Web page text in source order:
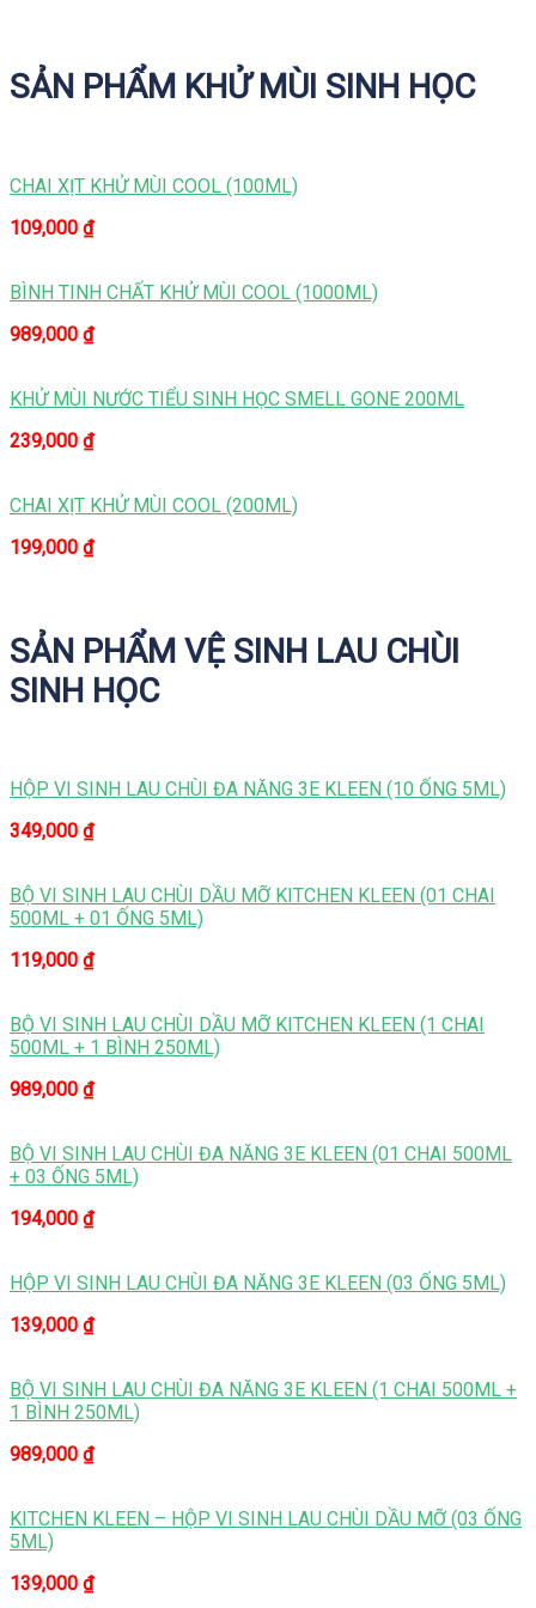
SẢN PHẨM KHỬ MÙI SINH HỌC
CHAI XỊT KHỬ MÙI COOL (100ML)
109,000 ₫
BÌNH TINH CHẤT KHỬ MÙI COOL (1000ML)
989,000 ₫
KHỬ MÙI NƯỚC TIỂU SINH HỌC SMELL GONE 200ML
239,000 ₫
CHAI XỊT KHỬ MÙI COOL (200ML)
199,000 ₫
SẢN PHẨM VỆ SINH LAU CHÙI
SINH HỌC
HỘP VI SINH LAU CHÙI ĐA NĂNG 3E KLEEN (10 ỐNG 5ML)
349,000 ₫
BỘ VI SINH LAU CHÙI DẦU MỠ KITCHEN KLEEN (01 CHAI
500ML + 01 ỐNG 5ML)
119,000 ₫
BỘ VI SINH LAU CHÙI DẦU MỠ KITCHEN KLEEN (1 CHAI
500ML + 1 BÌNH 250ML)
989,000 ₫
BỘ VI SINH LAU CHÙI ĐA NĂNG 3E KLEEN (01 CHAI 500ML
+ 03 ỐNG 5ML)
194,000 ₫
HỘP VI SINH LAU CHÙI ĐA NĂNG 3E KLEEN (03 ỐNG 5ML)
139,000 ₫
BỘ VI SINH LAU CHÙI ĐA NĂNG 3E KLEEN (1 CHAI 500ML +
1 BÌNH 250ML)
989,000 ₫
KITCHEN KLEEN – HỘP VI SINH LAU CHÙI DẦU MỠ (03 ỐNG
5ML)
139,000 ₫